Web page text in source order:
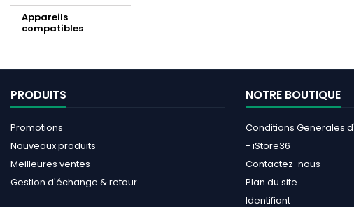
Appareils
compatibles
PRODUITS
Promotions
Nouveaux produits
Meilleures ventes
Gestion d'échange & retour
NOTRE BOUTIQUE
Conditions Generales
- iStore36
Contactez-nous
Plan du site
Identifiant